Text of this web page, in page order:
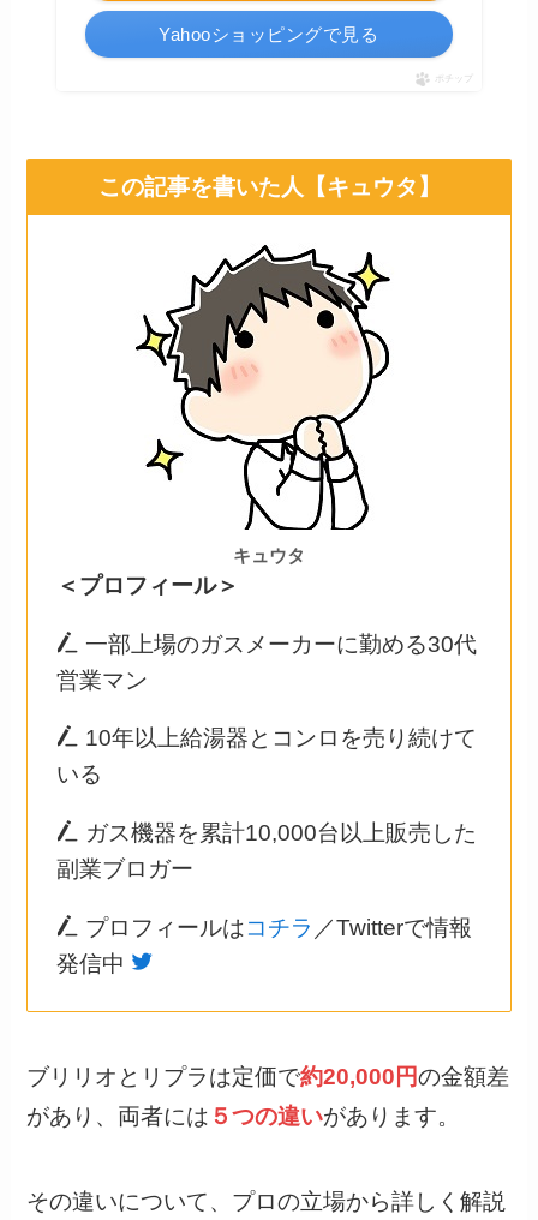
Yahooショッピングで見る
ポチップ
この記事を書いた人【キュウタ】
キュウタ
＜プロフィール＞
一部上場のガスメーカーに勤める30代
営業マン
10年以上給湯器とコンロを売り続けて
いる
ガス機器を累計10,000台以上販売した
副業ブロガー
プロフィールはコチラ ／Twitterで情報
発信中
ブリリオとリプラは定価で約20,000円の金額差
があり、両者には ５つの違いがあります。
その違いについて、プロの立場から詳しく解説